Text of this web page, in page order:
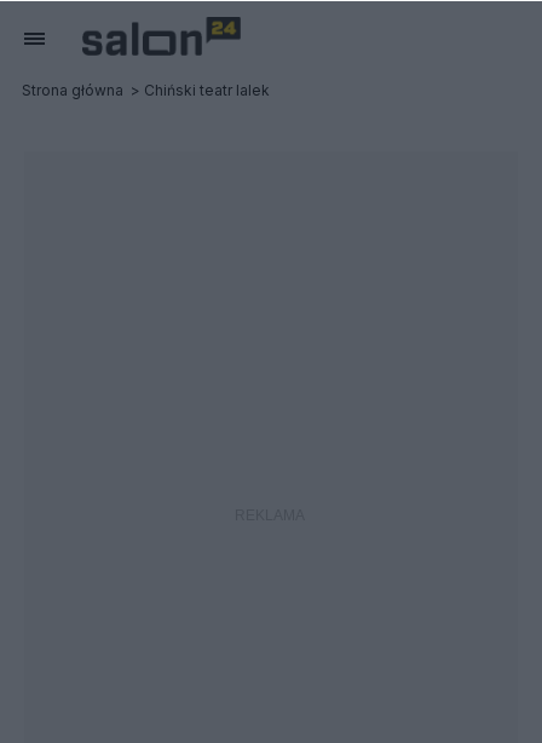
Strona główna Chiński teatr lalek